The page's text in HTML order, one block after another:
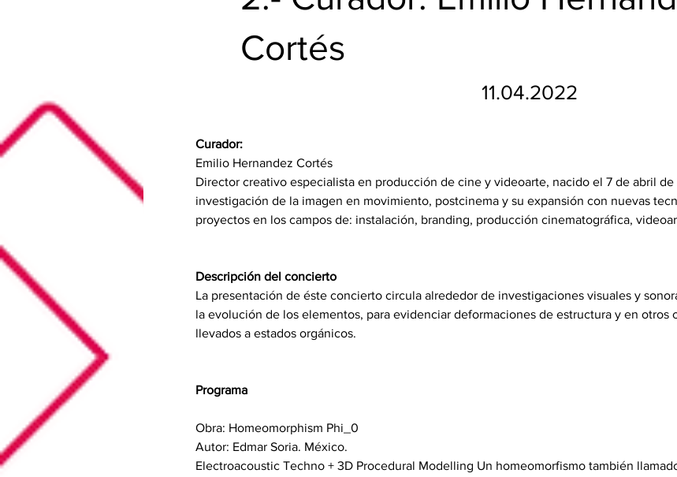
Cortés
11.04.2022
Curador:
Emilio Hernandez Cortés
Director creativo especialista en producción de cine y videoarte, nacido el 7 de abril de
investigación de la imagen en movimiento, postcinema y su expansión con nuevas
proyectos en los campos de: instalación, branding, producción cinematográfica,
Descripción del concierto
La presentación de éste concierto circula alrededor de investigaciones visuales y
la evolución de los elementos, para evidenciar deformaciones de estructura y en otros
llevados a estados orgánicos.
Programa
Obra: Homeomorphism Phi_0
Autor: Edmar Soria. México.
Electroacoustic Techno + 3D Procedural Modelling Un homeomorfismo también